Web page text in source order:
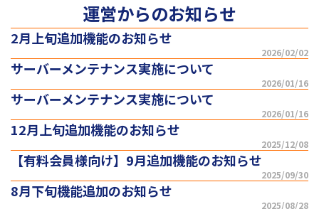
運営からのお知らせ
2月上旬追加機能のお知らせ
2026/02/02
サーバーメンテナンス実施について
2026/01/16
サーバーメンテナンス実施について
2026/01/16
12月上旬追加機能のお知らせ
2025/12/08
【有料会員様向け】9月追加機能のお知らせ
2025/09/30
8月下旬機能追加のお知らせ
2025/08/28